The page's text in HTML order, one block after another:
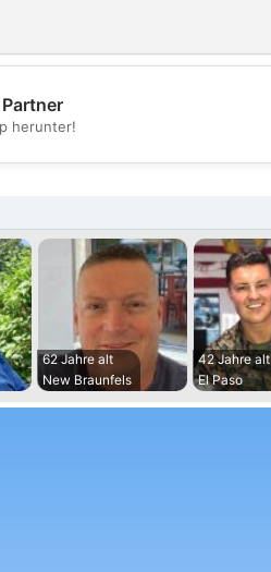
💕
herunter!
62 Jahre alt
New Braunfels
42 Jahre alt
El Paso